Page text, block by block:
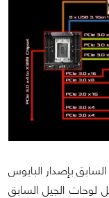
بإصدار البايوس
لوحات الجيل السابق